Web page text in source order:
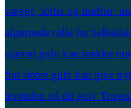
vægge, lofter og møbler,
afgørende rolle for
ujævnt gulv kan trække
flot slebet gulv kan give
levetiden på dit gulv